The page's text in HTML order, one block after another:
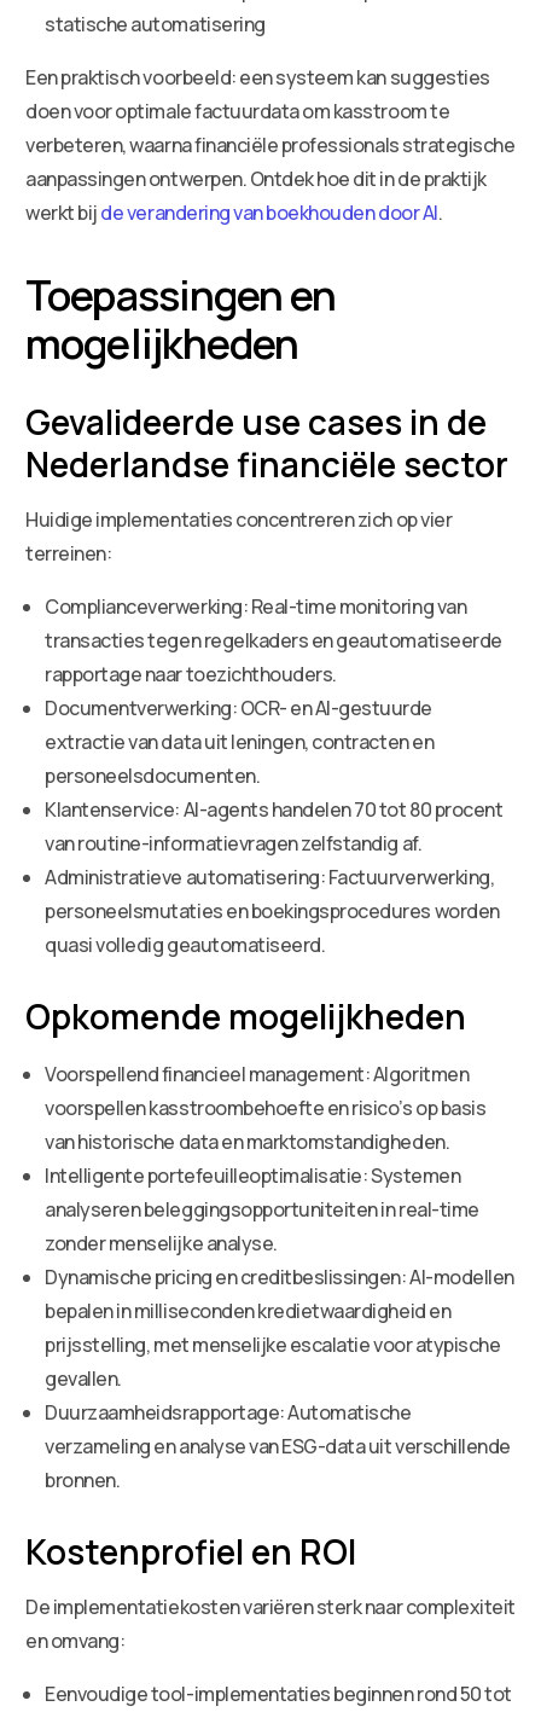
statische automatisering
Een praktisch voorbeeld: een systeem kan suggesties
doen voor optimale factuurdata om kasstroom te
verbeteren, waarna financiële professionals strategische
aanpassingen ontwerpen. Ontdek hoe dit in de praktijk
werkt bijde verandering van boekhouden door AI.
Toepassingen en
mogelijkheden
Gevalideerde use cases in de
Nederlandse financiële sector
Huidige implementaties concentreren zich op vier
terreinen:
Complianceverwerking: Real-time monitoring van
transacties tegen regelkaders en geautomatiseerde
rapportage naar toezichthouders.
Documentverwerking: OCR- en AI-gestuurde
extractie van data uit leningen, contracten en
personeelsdocumenten.
Klantenservice: AI-agents handelen 70 tot 80 procent
van routine-informatievragen zelfstandig af.
Administratieve automatisering: Factuurverwerking,
personeelsmutaties en boekingsprocedures worden
quasi volledig geautomatiseerd.
Opkomende mogelijkheden
Voorspellend financieel management: Algoritmen
voorspellen kasstroombehoefte en risico’s op basis
van historische data en marktomstandigheden.
Intelligente portefeuilleoptimalisatie: Systemen
analyseren beleggingsopportuniteiten in real-time
zonder menselijke analyse.
Dynamische pricing en creditbeslissingen: AI-modellen
bepalen in milliseconden kredietwaardigheid en
prijsstelling, met menselijke escalatie voor atypische
gevallen.
Duurzaamheidsrapportage: Automatische
verzameling en analyse van ESG-data uit verschillende
bronnen.
Kostenprofiel en ROI
De implementatiekosten variëren sterk naar complexiteit
en omvang:
Eenvoudige tool-implementaties beginnen rond 50 tot